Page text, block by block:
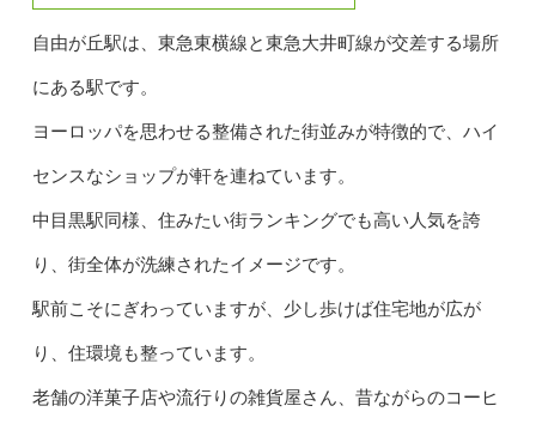
自由が丘駅は、東急東横線と東急大井町線が交差する場所
にある駅です。
ヨーロッパを思わせる整備された街並みが特徴的で、ハイ
センスなショップが軒を連ねています。
中目黒駅同様、住みたい街ランキングでも高い人気を誇
り、街全体が洗練されたイメージです。
駅前こそにぎわっていますが、少し歩けば住宅地が広が
り、住環境も整っています。
老舗の洋菓子店や流行りの雑貨屋さん、昔ながらのコーヒ